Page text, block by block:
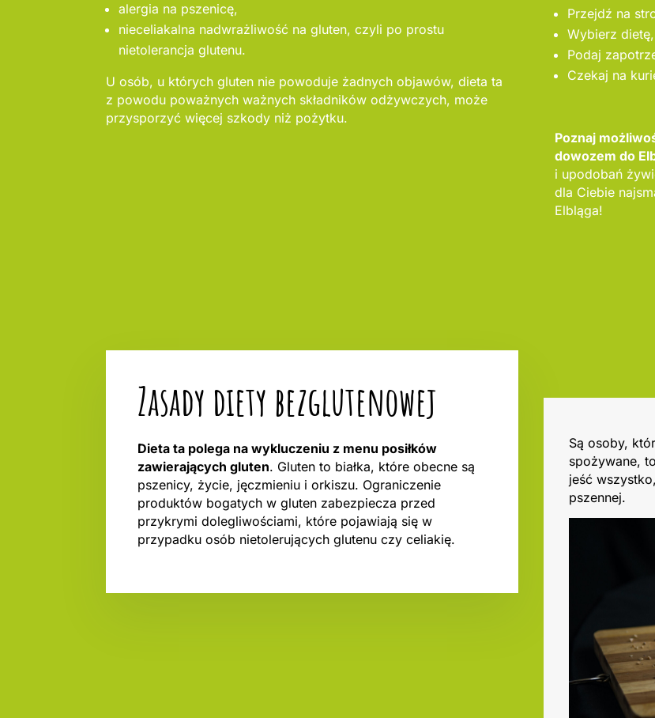
alergia na pszenicę,
nieceliakalna nadwrażliwość na gluten, czyli po prostu
nietolerancja glutenu.
U osób, u których gluten nie powoduje żadnych objawów, dieta ta
z powodu poważnych ważnych składników odżywczych, może
przysporzyć więcej szkody niż pożytku.
Przejdź na
Wybierz dietę,
Podaj
Czekaj na
Poznaj
dowozem do
i upodobań
dla Ciebie
Elbląga!
Zasady diety bezglutenowej
Dieta ta polega na wykluczeniu z menu posiłków
zawierających gluten. Gluten to białka, które obecne są
pszenicy, życie, jęczmieniu i orkiszu. Ograniczenie
produktów bogatych w gluten zabezpiecza przed
przykrymi dolegliwościami, które pojawiają się w
przypadku osób nietolerujących glutenu czy celiakię.
Są osoby,
spożywane,
jeść
pszennej.